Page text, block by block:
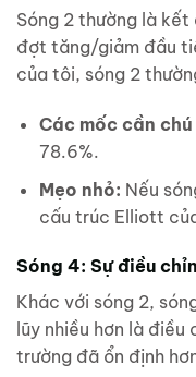
Sóng 2 thường là
đợt tăng/giảm đầu
của tôi, sóng 2
Các mốc cần chú
78.6%.
Mẹo nhỏ: Nếu
cấu trúc Elliott
Sóng 4: Sự điều
Khác với sóng 2,
lũy nhiều hơn là
trường đã ổn định